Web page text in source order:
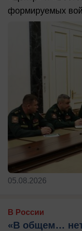
формируемых
05.08.2026
В России
«В общем…